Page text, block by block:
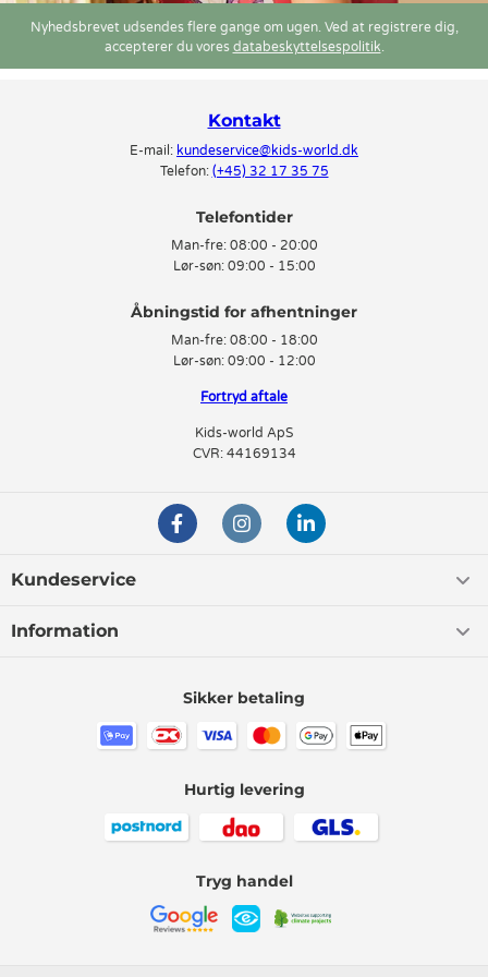
Grunt uden fragtomkostninger.
Derudover har I også muligheden for at få op til tre måneders gratis
Nyhedsbrevet udsendes flere gange om ugen. Ved at registrere dig,
accepterer du vores databeskyttelsespolitik.
Kontakt
E-mail: kundeservice@kids-world.dk
Telefon: (+45) 32 17 35 75
Telefontider
Man-fre: 08:00 - 20:00
Lør-søn: 09:00 - 15:00
Man-fre: 08:00 - 18:00
Lør-søn: 09:00 - 12:00
Fortryd aftale
Kids-world ApS
CVR: 44169134
Kundeservice
Information
Sikker betaling
Hurtig levering
Tryg handel